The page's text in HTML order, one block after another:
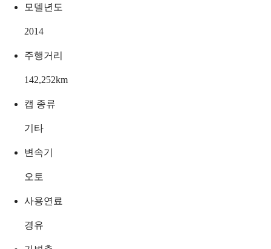
모델년도
2014
주행거리
142,252km
캡 종류
기타
변속기
오토
사용연료
경유